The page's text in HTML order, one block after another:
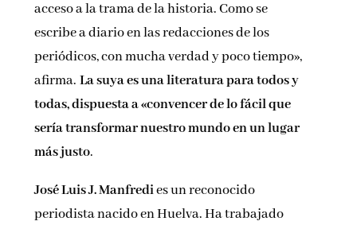
acceso a la trama de la historia. Como se
escribe a diario en las redacciones de los
periódicos, con mucha verdad y poco tiempo»,
afirma.La suya es una literatura para todos y
todas, dispuesta a «convencer de lo fácil que
sería transformar nuestro mundo en un lugar
más justo.
José Luis J. Manfredies un reconocido
periodista nacido en Huelva. Ha trabajado